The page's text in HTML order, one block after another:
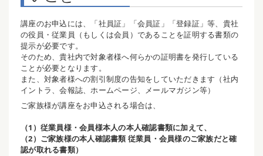
講座のお申込には、「社員証」「会員証」「登録証」等、貴社
の役員・従業員（もしくは会員）であることを証明する書類の
提示が必要です。
そのため、貴社内で対象者様へ何らかの証明書を発行している
ことが必要となります。
また、対象者様への割引制度の告知をしていただきます（社内
イントラ、会報誌、ホームページ、メールマガジン等）
ご家族様が講座をお申込される場合は、
（1）従業員様・会員様本人の本人確認書類に加えて、
（2）ご家族様の本人確認書類 従業員・会員様のご家族だと確
認が取れる書類）